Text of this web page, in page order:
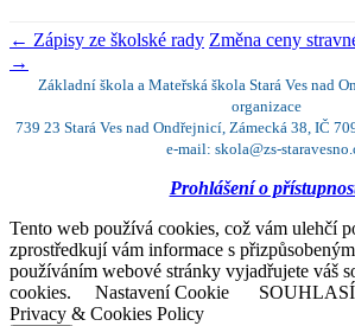
← Zápisy ze školské rady Změna ceny
→
Základní škola a Mateřská škola Stará Ves nad
organizace
739 23 Stará Ves nad Ondřejnicí, Zámecká 38, IČ
e-mail: skola@zs-
Prohlášení o
Tento web používá cookies, což vám ulehčí
zprostředkují vám informace s
používáním webové stránky vyjadřujete váš
cookies.
Nastavení Cookie
Privacy & Cookies Policy